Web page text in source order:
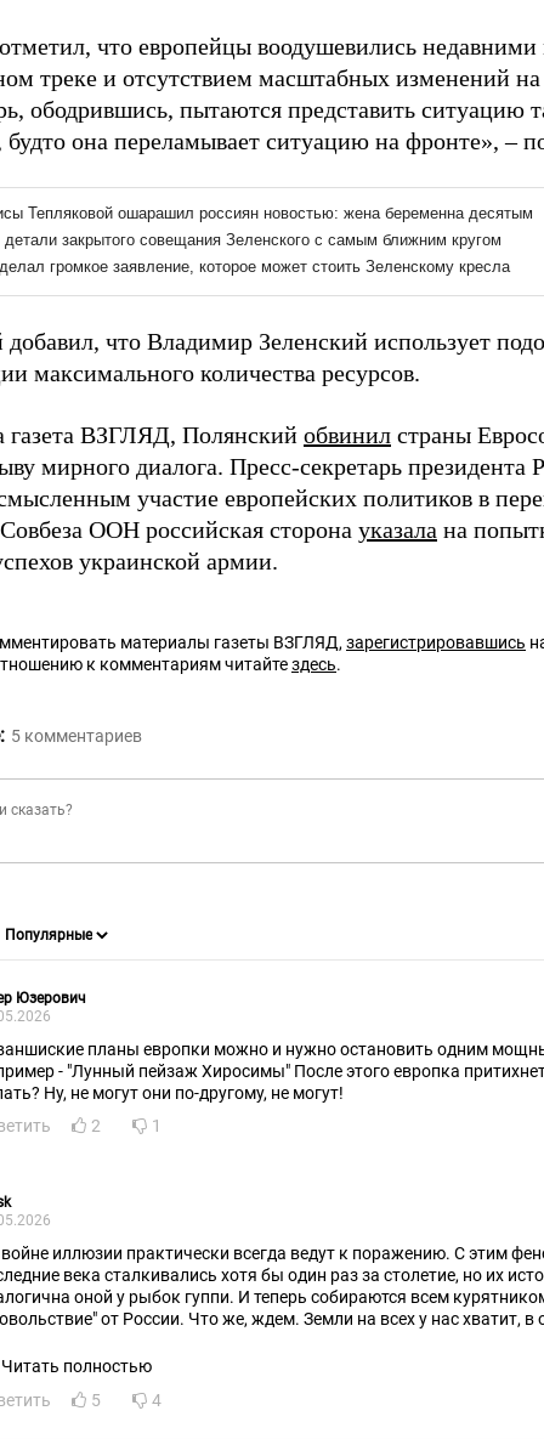
что европейцы воодушевились
треке и отсутствием масштабных изменений
ободрившись, пытаются представить ситуацию
будто она переламывает ситуацию на фронте», –
что Владимир Зеленский использует
максимального количества ресурсов.
газета ВЗГЛЯД, Полянский обвинил страны
мирного диалога. Пресс-секретарь
участие европейских политиков в
ООН российская сторона указала на
украинской армии.
материалы газеты ВЗГЛЯД,зарегистрировавшись
к комментариям читайтездесь.
5 комментариев
Юзерович
планы европки можно и нужно остановить одним
- "Лунный пейзаж Хиросимы" После этого европка
Ну, не могут они по-другому, не могут!
2 1
иллюзии практически всегда ведут к поражению. С этим
века сталкивались хотя бы один раз за столетие, но их
оной у рыбок гуппи. И теперь собираются всем
от России. Что же, ждем. Земли на всех у нас хватит,
Читать полностью
5 4